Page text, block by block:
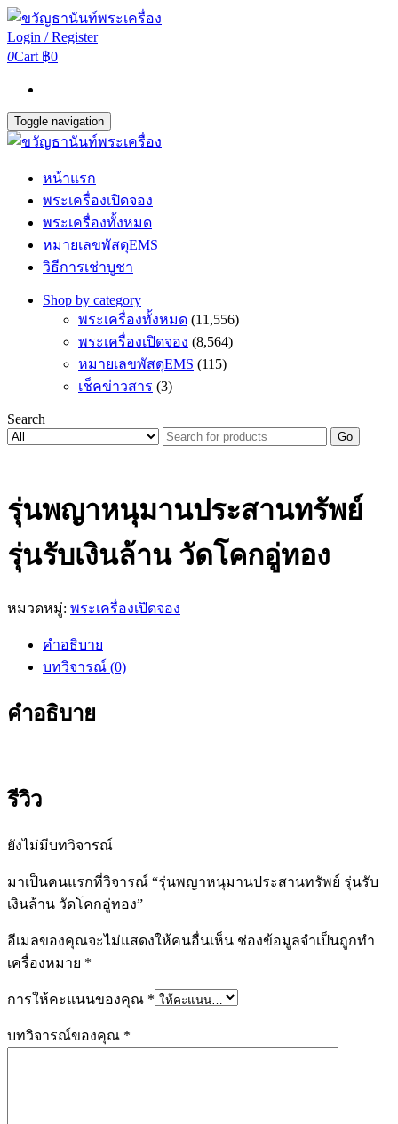
Login / Register
0Cart ฿0
Toggle navigation
หน้าแรก
พระเครื่องเปิดจอง
พระเครื่องทั้งหมด
หมายเลขพัสดุEMS
วิธีการเช่าบูชา
Shop by category
พระเครื่องทั้งหมด (11,556)
พระเครื่องเปิดจอง (8,564)
หมายเลขพัสดุEMS (115)
เช็คข่าวสาร (3)
Search
Go
รุ่นพญาหนุมานประสานทรัพย์
รุ่นรับเงินล้าน วัดโคกอู่ทอง
หมวดหมู่: พระเครื่องเปิดจอง
คำอธิบาย
บทวิจารณ์ (0)
คำอธิบาย
รีวิว
ยังไม่มีบทวิจารณ์
มาเป็นคนแรกที่วิจารณ์ “รุ่นพญาหนุมานประสานทรัพย์ รุ่นรับ
เงินล้าน วัดโคกอู่ทอง”
อีเมลของคุณจะไม่แสดงให้คนอื่นเห็น ช่องข้อมูลจำเป็นถูกทำ
เครื่องหมาย *
การให้คะแนนของคุณ *
บทวิจารณ์ของคุณ *